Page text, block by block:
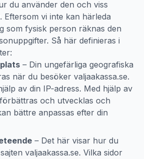
du använder den och viss
Eftersom vi inte kan härleda
som fysisk person räknas den
Så här definieras i
– Din ungefärliga geografiska
när du besöker valjaakassa.se.
av din IP-adress. Med hjälp av
och utvecklas och
bättre anpassas efter din
– Det här visar hur du
valjaakassa.se. Vilka sidor